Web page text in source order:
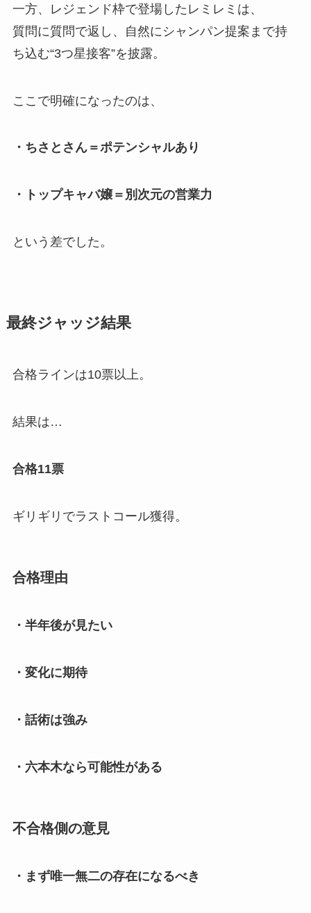
一方、レジェンド枠で登場したレミレミは、
質問に質問で返し、自然にシャンパン提案まで持
ち込む“3つ星接客”を披露。
ここで明確になったのは、
・ちさとさん＝ポテンシャルあり
・トップキャバ嬢＝別次元の営業力
という差でした。
最終ジャッジ結果
合格ラインは10票以上。
結果は…
合格11票
ギリギリでラストコール獲得。
合格理由
・半年後が見たい
・変化に期待
・話術は強み
・六本木なら可能性がある
不合格側の意見
・まず唯一無二の存在になるべき